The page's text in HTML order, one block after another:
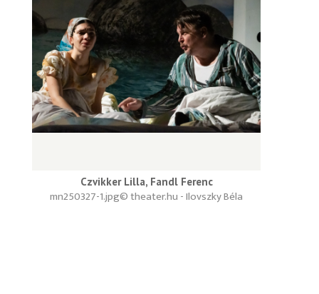
Czvikker Lilla, Fandl Ferenc
© theater.hu - Ilovszky Béla
mn250327-1.jpg